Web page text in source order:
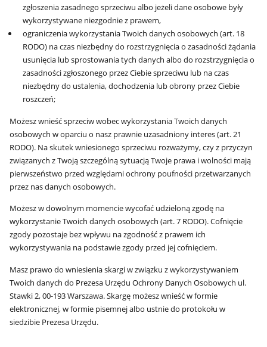
zgłoszenia zasadnego sprzeciwu albo jeżeli dane osobowe były
wykorzystywane niezgodnie z prawem,
ograniczenia wykorzystania Twoich danych osobowych (art. 18
RODO) na czas niezbędny do rozstrzygnięcia o zasadności żądania
usunięcia lub sprostowania tych danych albo do rozstrzygnięcia o
zasadności zgłoszonego przez Ciebie sprzeciwu lub na czas
niezbędny do ustalenia, dochodzenia lub obrony przez Ciebie
roszczeń;
Możesz wnieść sprzeciw wobec wykorzystania Twoich danych
osobowych w oparciu o nasz prawnie uzasadniony interes (art. 21
RODO). Na skutek wniesionego sprzeciwu rozważymy, czy z przyczyn
związanych z Twoją szczególną sytuacją Twoje prawa i wolności mają
pierwszeństwo przed względami ochrony poufności przetwarzanych
przez nas danych osobowych.
Możesz w dowolnym momencie wycofać udzieloną zgodę na
wykorzystanie Twoich danych osobowych (art. 7 RODO). Cofnięcie
zgody pozostaje bez wpływu na zgodność z prawem ich
wykorzystywania na podstawie zgody przed jej cofnięciem.
Masz prawo do wniesienia skargi w związku z wykorzystywaniem
Twoich danych do Prezesa Urzędu Ochrony Danych Osobowych ul.
Stawki 2, 00-193 Warszawa. Skargę możesz wnieść w formie
elektronicznej, w formie pisemnej albo ustnie do protokołu w
siedzibie Prezesa Urzędu.